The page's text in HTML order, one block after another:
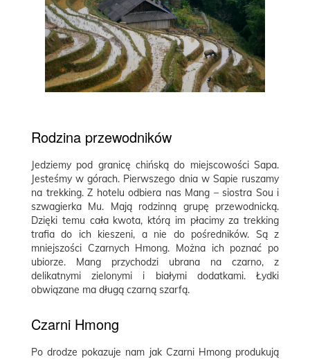
Rodzina przewodników
Jedziemy pod granicę chińską do miejscowości Sapa.
Jesteśmy w górach. Pierwszego dnia w Sapie ruszamy
na trekking. Z hotelu odbiera nas Mang – siostra Sou i
szwagierka Mu. Mają rodzinną grupę przewodnicką.
Dzięki temu cała kwota, którą im płacimy za trekking
trafia do ich kieszeni, a nie do pośredników. Są z
mniejszości Czarnych Hmong. Można ich poznać po
ubiorze. Mang przychodzi ubrana na czarno, z
delikatnymi zielonymi i białymi dodatkami. Łydki
obwiązane ma długą czarną szarfą.
Czarni Hmong
Po drodze pokazuje nam jak Czarni Hmong produkują